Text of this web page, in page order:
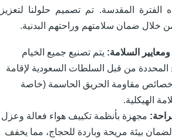
الفترة المقدسة. تم تصميم حلولنا لتعزيز
خلال ضمان سلامتهم وراحتهم البدنية.
ومعايير السلامة:يتم تصنيع جميع الخيام
المحددة من قبل السلطات السعودية لإقامة
خصائص مقاومة الحريق الحاسمة (خاصة
الهيكلية.
مجهزة بأنظمة تكييف هواء فعالة وعزل
بيئة مريحة وباردة للحجاج، مما يخفف